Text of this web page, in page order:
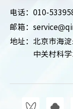
电话： 010-
邮箱：
地址： 北京市海
中关村科